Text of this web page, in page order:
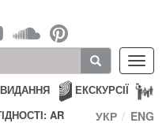
ЕКСКУРСІЇ
ВИДАННЯ
AR
УКР ENG